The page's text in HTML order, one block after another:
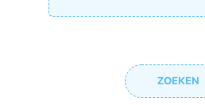
ZOEKEN